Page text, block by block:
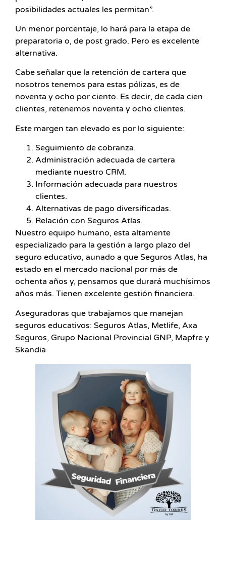
posibilidades actuales les permitan”.
Un menor porcentaje, lo hará para la etapa de
preparatoria o, de post grado. Pero es excelente
alternativa.
Cabe señalar que la retención de cartera que
nosotros tenemos para estas pólizas, es de
noventa y ocho por ciento. Es decir, de cada cien
clientes, retenemos noventa y ocho clientes.
Este margen tan elevado es por lo siguiente:
Seguimiento de cobranza.
Administración adecuada de cartera
mediante nuestro CRM.
Información adecuada para nuestros
clientes.
Alternativas de pago diversificadas.
Relación con Seguros Atlas.
Nuestro equipo humano, esta altamente
especializado para la gestión a largo plazo del
seguro educativo, aunado a que Seguros Atlas, ha
estado en el mercado nacional por más de
ochenta años y, pensamos que durará muchísimos
años más. Tienen excelente gestión financiera.
Aseguradoras que trabajamos que manejan
seguros educativos: Seguros Atlas, Metlife, Axa
Seguros, Grupo Nacional Provincial GNP, Mapfre y
Skandia